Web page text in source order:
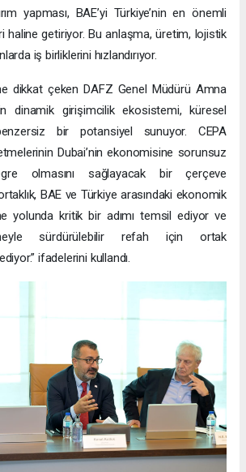
yapması, BAE’yi Türkiye’nin en önemli
haline getiriyor. Bu anlaşma, üretim, lojistik
iş birliklerini hızlandırıyor.
dikkat çeken DAFZ Genel Müdürü Amna
dinamik girişimcilik ekosistemi, küresel
bir potansiyel sunuyor. CEPA
Dubai’nin ekonomisine sorunsuz
olmasını sağlayacak bir çerçeve
BAE ve Türkiye arasındaki ekonomik
yolunda kritik bir adımı temsil ediyor ve
sürdürülebilir refah için ortak
ifadelerini kullandı.